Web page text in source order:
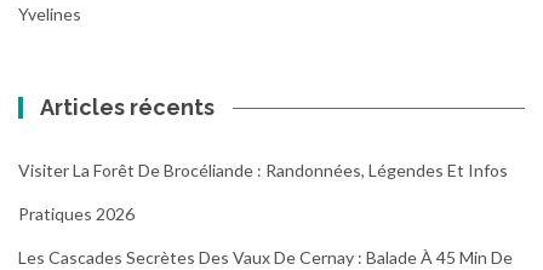
Yvelines
Articles récents
Visiter La Forêt De Brocéliande : Randonnées, Légendes Et Infos
Pratiques 2026
Les Cascades Secrètes Des Vaux De Cernay : Balade À 45 Min De